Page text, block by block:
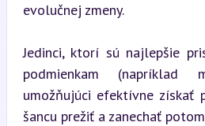
evolučnej zmeny.
Jedinci, ktorí sú najlepšie
podmienkam
umožňujúci efektívne získať
šancu prežiť a zanechať